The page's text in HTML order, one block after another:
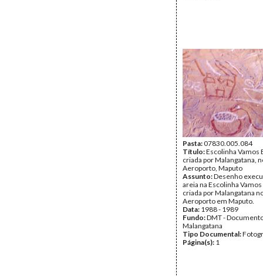
Pasta:07830.005.084
Título:Escolinha Vamos
criada por Malangatana,
Aeroporto, Maputo
Assunto:Desenho
areia na Escolinha
criada por Malangatana
Aeroporto em Maputo.
Data: 1988 - 1989
Fundo:DMT -
Malangatana
Tipo Documental:
Página(s): 1